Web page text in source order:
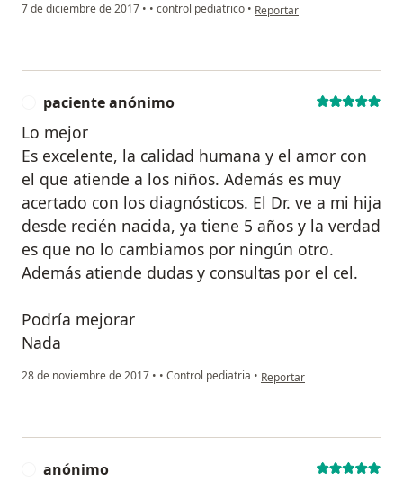
7 de diciembre de 2017 • • control pediatrico • en opinión del usuario
Reportar
paciente anónimo
Lo mejor
Es excelente, la calidad humana y el amor con
el que atiende a los niños. Además es muy
acertado con los diagnósticos. El Dr. ve a mi hija
desde recién nacida, ya tiene 5 años y la verdad
es que no lo cambiamos por ningún otro.
Además atiende dudas y consultas por el cel.
Podría mejorar
Nada
28 de noviembre de 2017 • • Control pediatria • en opinión del usuario
Reportar
anónimo